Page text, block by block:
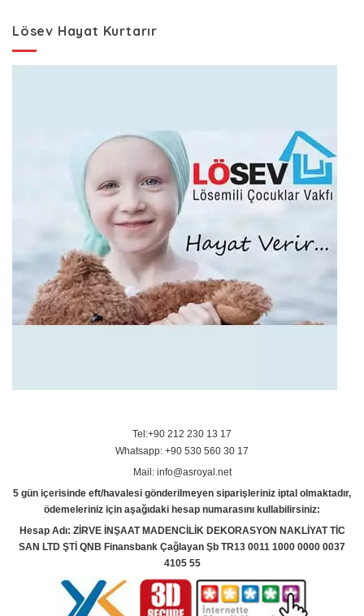
Lösev Hayat Kurtarır
Tel:+90 212 230 13 17
Whatsapp: +90 530 560 30 17
Mail: info@asroyal.net
5 gün içerisinde eft/havalesi gönderilmeyen siparişleriniz iptal olmaktadır,
ödemeleriniz için aşağıdaki hesap numarasını kullabilirsiniz:
Hesap Adı: ZİRVE İNŞAAT MADENCİLİK DEKORASYON NAKLİYAT TİC
SAN LTD ŞTİ QNB Finansbank Çağlayan Şb TR13 0011 1000 0000 0037
4105 55